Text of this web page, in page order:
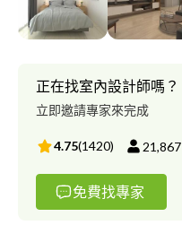
正在找室內設計師嗎？
立即邀請專家來完成
4.75(1420) 21,867
免費找專家